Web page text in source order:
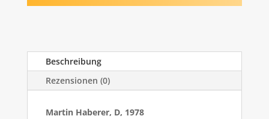
Beschreibung
Rezensionen (0)
Martin Haberer, D, 1978